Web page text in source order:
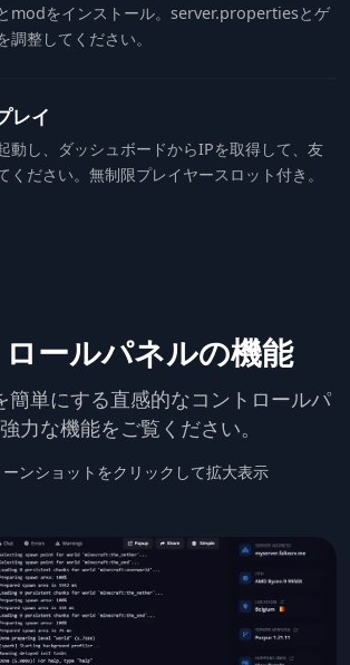
modをインストール。server.propertiesとゲ
調整してください。
レイ
動し、ダッシュボードからIPを取得して、友
ください。無制限プレイヤースロット付き。
ールパネルの機能
簡単にする直感的なコントロールパ
力な機能をご覧ください。
ーンショットをクリックして拡大表示